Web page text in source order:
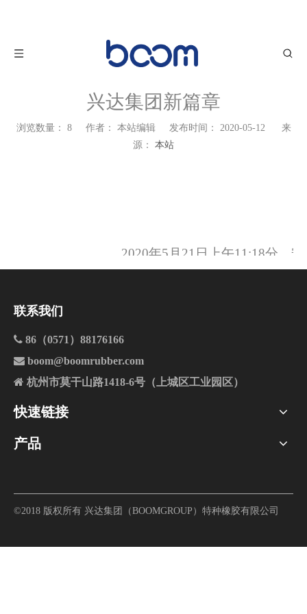
兴达集团新篇章
浏览数量： 8作者： 本站编辑 发布时间： 2020-05-12 来
源： 本站
2020年5月21日上午11:18分，
团锦簇，到处都洋溢着一派热烈的
与太平路交叉口的东北侧，属于宁
铸件）之一的汽车零部件，是《宁
联系我们
 86（0571）88176166
 boom@boomrubber.com
 杭州市莫干山路1418-6号（上城区工业园区）
快速链接
产品
©2018 版权所有 兴达集团（BOOMGROUP）特种橡胶有限公司